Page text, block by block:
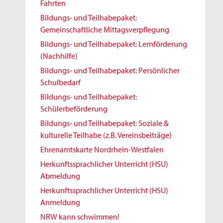
Fahrten
Bildungs- und Teilhabepaket:
Gemeinschaftliche Mittagsverpflegung
Bildungs- und Teilhabepaket: Lernförderung
(Nachhilfe)
Bildungs- und Teilhabepaket: Persönlicher
Schulbedarf
Bildungs- und Teilhabepaket:
Schülerbeförderung
Bildungs- und Teilhabepaket: Soziale &
kulturelle Teilhabe (z.B. Vereinsbeiträge)
Ehrenamtskarte Nordrhein-Westfalen
Herkunftssprachlicher Unterricht (HSU)
Abmeldung
Herkunftssprachlicher Unterricht (HSU)
Anmeldung
NRW kann schwimmen!